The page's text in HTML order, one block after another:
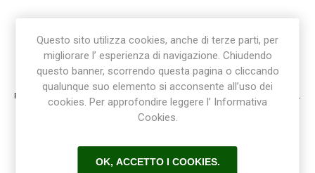
Registrazione / Login
Registrati e accedi al sito per ottenere l'esperienza migliore e ottenere tutti i vantaggi.
Questo sito utilizza cookies, anche di terze parti, per
migliorare l’ esperienza di navigazione. Chiudendo
questo banner, scorrendo questa pagina o cliccando
qualunque suo elemento si acconsente all’uso dei
cookies. Per approfondire leggere l’ Informativa
Cookies.
OK, ACCETTO I COOKIES.